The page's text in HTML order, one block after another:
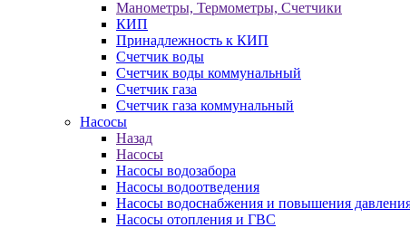
Манометры, Термометры, Счетчики
КИП
Принадлежность к КИП
Счетчик воды
Счетчик воды коммунальный
Счетчик газа
Счетчик газа коммунальный
Насосы
Назад
Насосы
Насосы водозабора
Насосы водоотведения
Насосы водоснабжения и повышения
Насосы отопления и ГВС